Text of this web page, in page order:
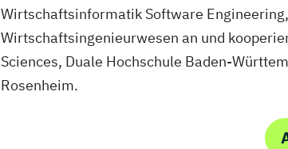
Wirtschaftsinformatik Software
Wirtschaftsingenieurwesen an und
Sciences, Duale Hochschule Baden-
Rosenheim.